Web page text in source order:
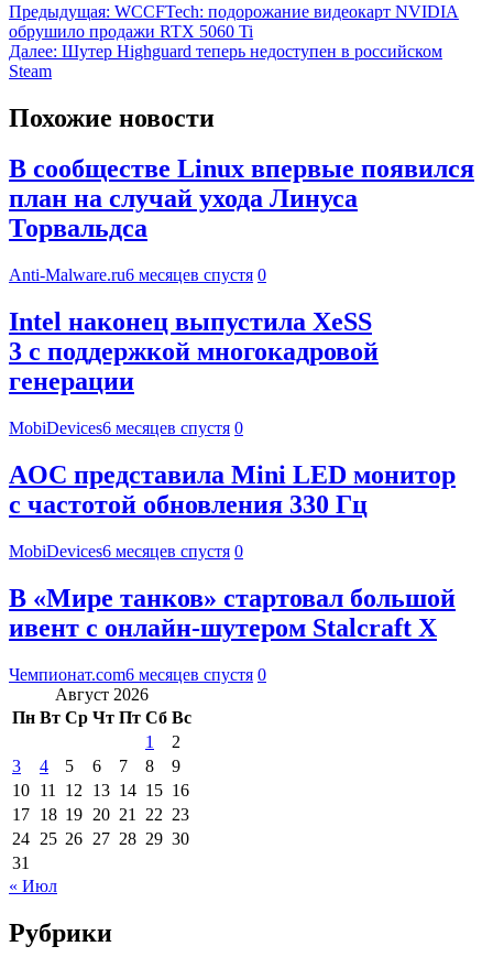
Предыдущая: WCCFTech: подорожание видеокарт NVIDIA
обрушило продажи RTX 5060 Ti
Далее: Шутер Highguard теперь недоступен в российском
Steam
Похожие новости
В сообществе Linux впервые появился
план на случай ухода Линуса
Торвальдса
Anti-Malware.ru6 месяцев спустя 0
Intel наконец выпустила XeSS
3 с поддержкой многокадровой
генерации
MobiDevices6 месяцев спустя 0
AOC представила Mini LED монитор
с частотой обновления 330 Гц
MobiDevices6 месяцев спустя 0
В «Мире танков» стартовал большой
ивент с онлайн-шутером Stalcraft X
Чемпионат.com6 месяцев спустя 0
Август 2026
Пн Вт Ср Чт Пт Сб Вс
1
2
3
4 5 6 7 8
9
10 11 12 13 14 15 16
17 18 19 20 21 22 23
24 25 26 27 28 29 30
31
« Июл
Рубрики